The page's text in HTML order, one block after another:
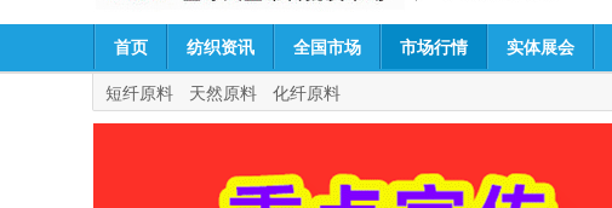
首页 纺织资讯 全国市场 市场行情 实体展会
短纤原料 天然原料 化纤原料